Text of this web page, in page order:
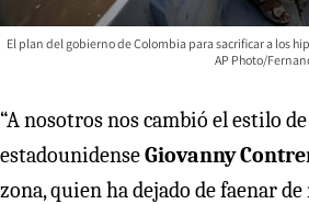
El plan del gobierno de Colombia para sacrificar a los
AP Photo/
“A nosotros nos cambió el estilo
estadounidenseGiovanny
zona, quien ha dejado de faenar